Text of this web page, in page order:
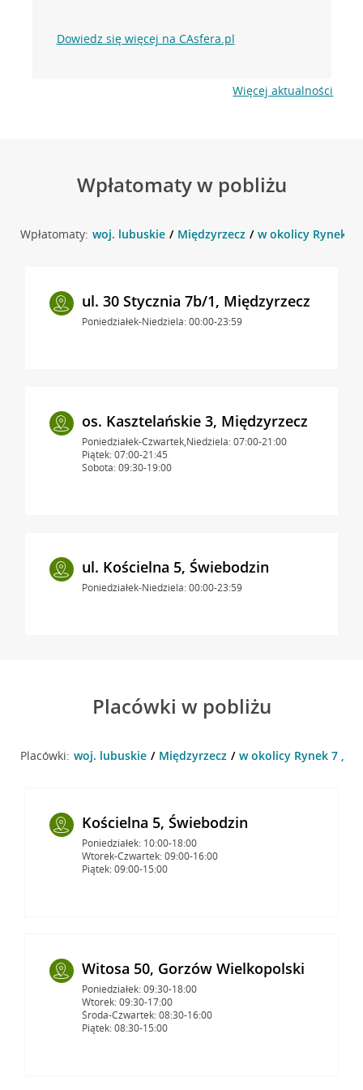
Dowiedz się więcej na CAsfera.pl
Więcej aktualności
Wpłatomaty w pobliżu
Wpłatomaty: woj. lubuskie Międzyrzecz w okolicy Rynek 7
ul. 30 Stycznia 7b/1, Międzyrzecz
Poniedziałek-Niedziela: 00:00-23:59
os. Kasztelańskie 3, Międzyrzecz
Poniedziałek-Czwartek,Niedziela: 07:00-21:00
Piątek: 07:00-21:45
Sobota: 09:30-19:00
ul. Kościelna 5, Świebodzin
Poniedziałek-Niedziela: 00:00-23:59
Placówki w pobliżu
Placówki: woj. lubuskie Międzyrzecz w okolicy Rynek 7 ,
Kościelna 5, Świebodzin
Poniedziałek: 10:00-18:00
Wtorek-Czwartek: 09:00-16:00
Piątek: 09:00-15:00
Witosa 50, Gorzów Wielkopolski
Poniedziałek: 09:30-18:00
Wtorek: 09:30-17:00
Środa-Czwartek: 08:30-16:00
Piątek: 08:30-15:00